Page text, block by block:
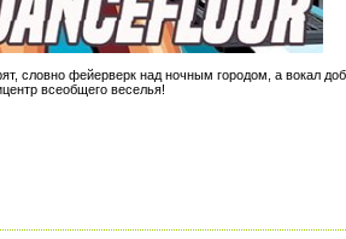
словно фейерверк над ночным городом, а вокал
всеобщего веселья!